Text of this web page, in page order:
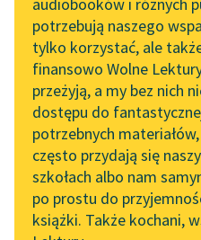
Spotkanie z Katarzyną
Tunkiel w Oslo
Wolne Lektury na 32.
Pol’and’Rock Festivalu
„Kochanek Lady
Chatterley” do słuchania
na Wolnych Lekturach
Nowy audiobook –
potrzebują naszego
tylko korzystać, ale
finansowo Wolne
przeżyją, a my bez nich
dostępu do
potrzebnych
często przydają się
szkołach albo nam
po prostu do
książki. Także kochani,